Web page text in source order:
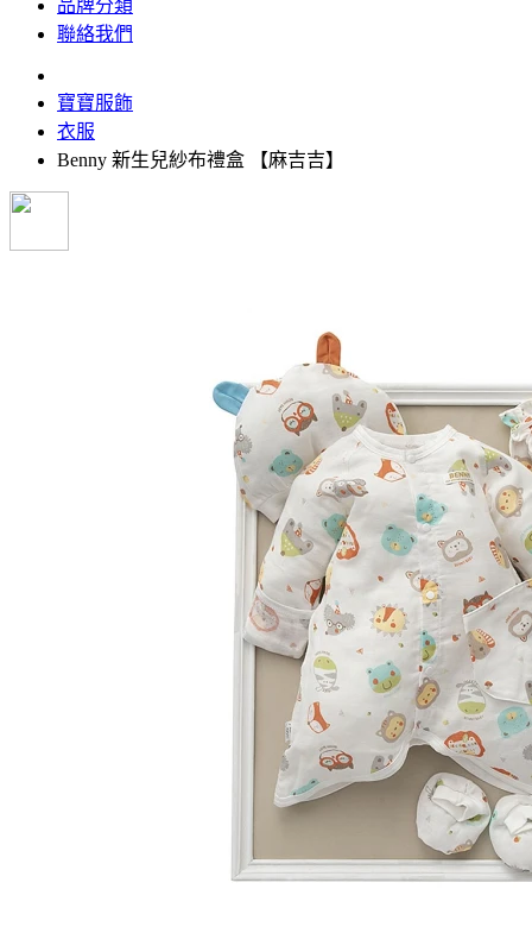
品牌分類
聯絡我們
寶寶服飾
衣服
Benny 新生兒紗布禮盒 【麻吉吉】